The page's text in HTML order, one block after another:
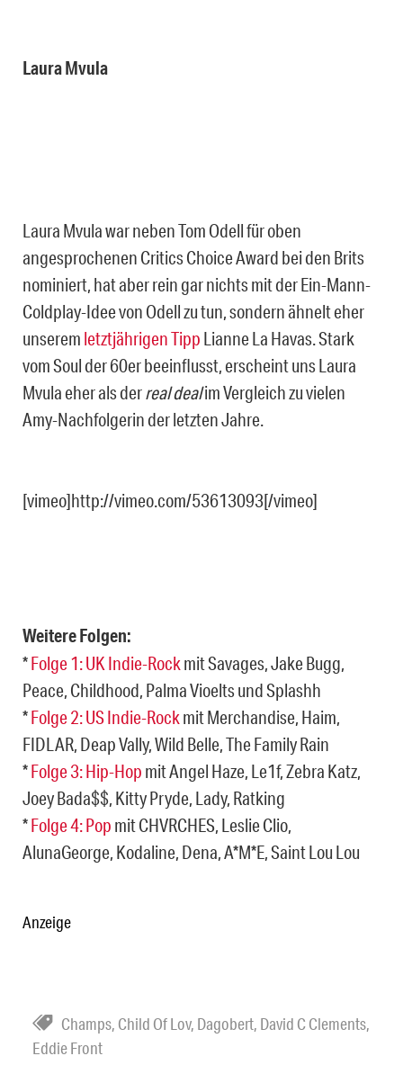
Laura Mvula
Laura Mvula war neben Tom Odell für oben
angesprochenen Critics Choice Award bei den Brits
nominiert, hat aber rein gar nichts mit der Ein-Mann-
Coldplay-Idee von Odell zu tun, sondern ähnelt eher
unserem letztjährigen Tipp Lianne La Havas. Stark
vom Soul der 60er beeinflusst, erscheint uns Laura
Mvula eher als derreal dealim Vergleich zu vielen
Amy-Nachfolgerin der letzten Jahre.
[vimeo]http://vimeo.com/53613093[/vimeo]
Weitere Folgen:
*Folge 1: UK Indie-Rockmit Savages, Jake Bugg,
Peace, Childhood, Palma Vioelts und Splashh
*Folge 2: US Indie-Rockmit Merchandise, Haim,
FIDLAR, Deap Vally, Wild Belle, The Family Rain
*Folge 3: Hip-Hop mit Angel Haze, Le1f, Zebra Katz,
Joey Bada$$, Kitty Pryde, Lady, Ratking
*Folge 4: Pop mit CHVRCHES, Leslie Clio,
AlunaGeorge, Kodaline, Dena, A*M*E, Saint Lou Lou
Anzeige
Champs, Child Of Lov, Dagobert, David C Clements,
Eddie Front